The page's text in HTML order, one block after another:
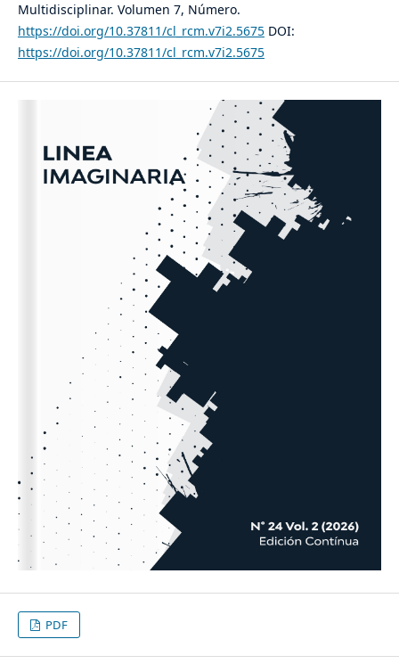
Multidisciplinar. Volumen 7, Número.
https://doi.org/10.37811/cl_rcm.v7i2.5675DOI:
https://doi.org/10.37811/cl_rcm.v7i2.5675
PDF